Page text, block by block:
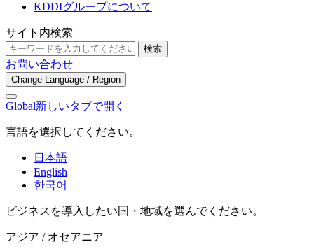
KDDIグループについて
サイト内検索
検索
お問い合わせ
Change Language / Region
Global新しいタブで開く
言語を選択してください。
日本語
English
한국어
ビジネスを導入したい国・地域を選んでください。
アジア / オセアニア